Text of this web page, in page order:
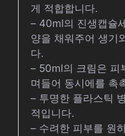
게 적합합니다.
– 40ml의 진생캡슐
양을 채워주어 생기
다.
– 50ml의 크림은 피
며들어 동시에를 촉
– 투명한 플라스틱
적입니다.
– 수려한 피부를 원